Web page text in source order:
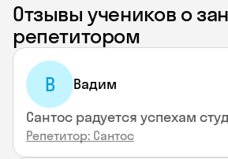
Отзывы учеников о
репетитором
В Вадим
Сантос радуется успехам
Репетитор: Сантос